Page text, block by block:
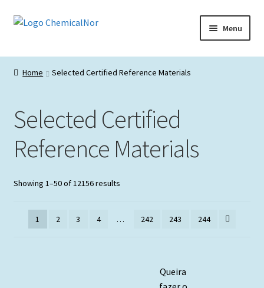
Ir
Saltar
Menu
Início
Catálogos de Representadas
Promoções
Home Selected Certified Reference Materials
Selected Certified
Reference Materials
Showing 1–50 of 12156 results
1 2 3 4 … 242 243 244
Queira